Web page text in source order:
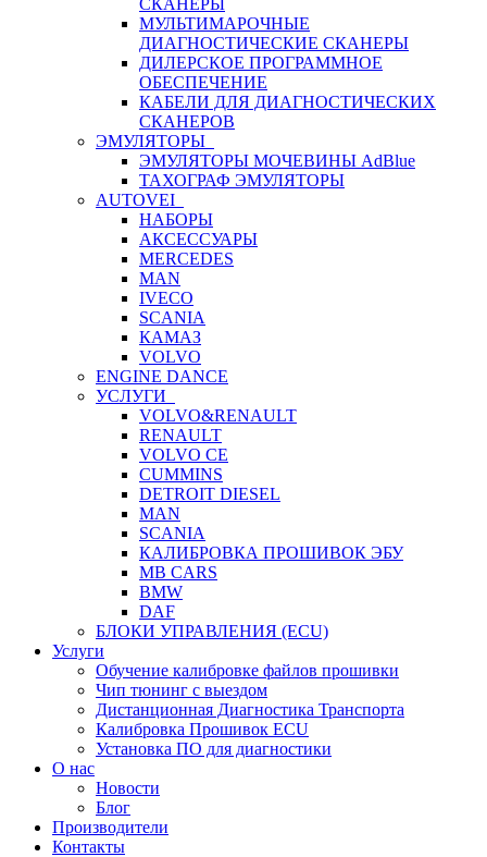
СКАНЕРЫ
МУЛЬТИМАРОЧНЫЕ
ДИАГНОСТИЧЕСКИЕ СКАНЕРЫ
ДИЛЕРСКОЕ ПРОГРАММНОЕ
ОБЕСПЕЧЕНИЕ
КАБЕЛИ ДЛЯ ДИАГНОСТИЧЕСКИХ
СКАНЕРОВ
ЭМУЛЯТОРЫ
ЭМУЛЯТОРЫ МОЧЕВИНЫ АdBlue
ТАХОГРАФ ЭМУЛЯТОРЫ
AUTOVEI
НАБОРЫ
АКСЕССУАРЫ
MERCEDES
MAN
IVECO
SCANIA
КАМАЗ
VOLVO
ENGINE DANCE
УСЛУГИ
VOLVO&RENAULT
RENAULT
VOLVO CE
CUMMINS
DETROIT DIESEL
MAN
SCANIA
КАЛИБРОВКА ПРОШИВОК ЭБУ
MB CARS
BMW
DAF
БЛОКИ УПРАВЛЕНИЯ (ECU)
Услуги
Обучение калибровке файлов прошивки
Чип тюнинг с выездом
Дистанционная Диагностика Транспорта
Калибровка Прошивок ECU
Установка ПО для диагностики
О нас
Новости
Блог
Производители
Контакты